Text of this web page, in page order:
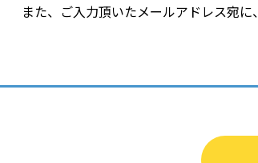
また、ご入力頂いたメールアドレス宛